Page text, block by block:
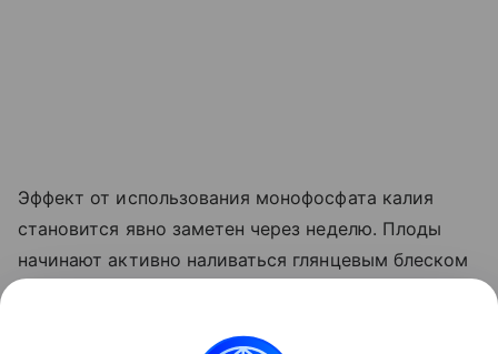
Эффект от использования монофосфата калия
становится явно заметен через неделю. Плоды
начинают активно наливаться глянцевым блеском